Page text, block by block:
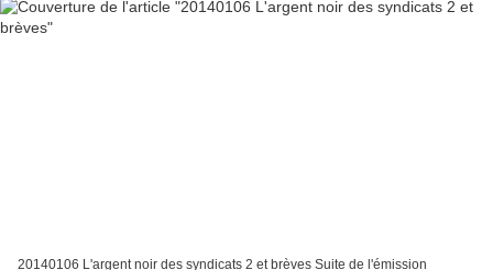
20140106 L'argent noir des syndicats 2 et brèves Suite de l'émission